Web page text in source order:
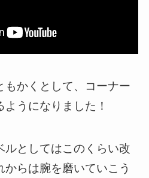
もかくとして、コーナー
うになりました！
ルとしてはこのくらい改
らは腕を磨いていこう